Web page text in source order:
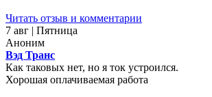
Читать отзыв и комментарии
7 авг | Пятница
Аноним
Вэд Транс
Как таковых нет, но я ток устроился.
Хорошая оплачиваемая работа